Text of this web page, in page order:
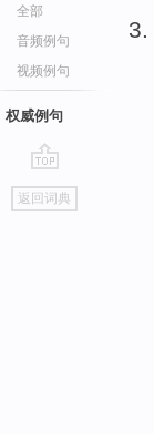
全部
音频例句
视频例句
权威例句
go
top
返回词典